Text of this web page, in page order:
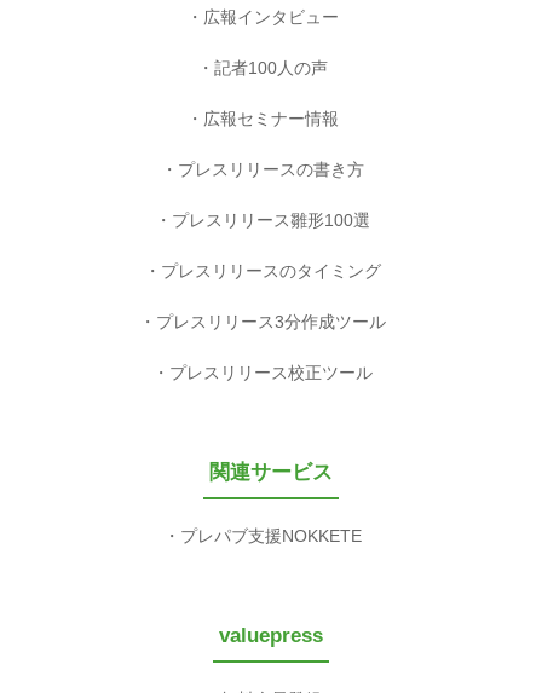
広報インタビュー
記者100人の声
広報セミナー情報
プレスリリースの書き方
プレスリリース雛形100選
プレスリリースのタイミング
プレスリリース3分作成ツール
プレスリリース校正ツール
関連サービス
プレパブ支援NOKKETE
valuepress